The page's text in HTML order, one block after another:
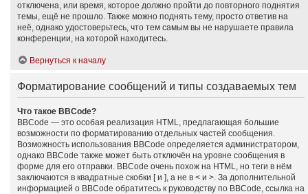
отключена, или время, которое должно пройти до повторного поднятия
темы, ещё не прошло. Также можно поднять тему, просто ответив на
неё, однако удостоверьтесь, что тем самым вы не нарушаете правила
конференции, на которой находитесь.
Вернуться к началу
Форматирование сообщений и типы создаваемых тем
Что такое BBCode?
BBCode — это особая реализация HTML, предлагающая большие
возможности по форматированию отдельных частей сообщения.
Возможность использования BBCode определяется администратором,
однако BBCode также может быть отключён на уровне сообщения в
форме для его отправки. BBCode очень похож на HTML, но теги в нём
заключаются в квадратные скобки [ и ], а не в < и >. За дополнительной
информацией о BBCode обратитесь к руководству по BBCode, ссылка на